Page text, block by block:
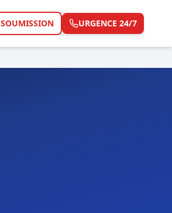
SOUMISSION URGENCE 24/7